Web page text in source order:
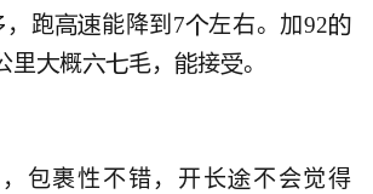
，跑能降到7左右。加92
里概毛， 接。
，包裹性不错，开长不会觉得